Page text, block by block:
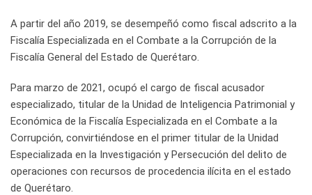
A partir del año 2019, se desempeñó como fiscal adscrito a la
Fiscalía Especializada en el Combate a la Corrupción de la
Fiscalía General del Estado de Querétaro.
Para marzo de 2021, ocupó el cargo de fiscal acusador
especializado, titular de la Unidad de Inteligencia Patrimonial y
Económica de la Fiscalía Especializada en el Combate a la
Corrupción, convirtiéndose en el primer titular de la Unidad
Especializada en la Investigación y Persecución del delito de
operaciones con recursos de procedencia ilícita en el estado
de Querétaro.